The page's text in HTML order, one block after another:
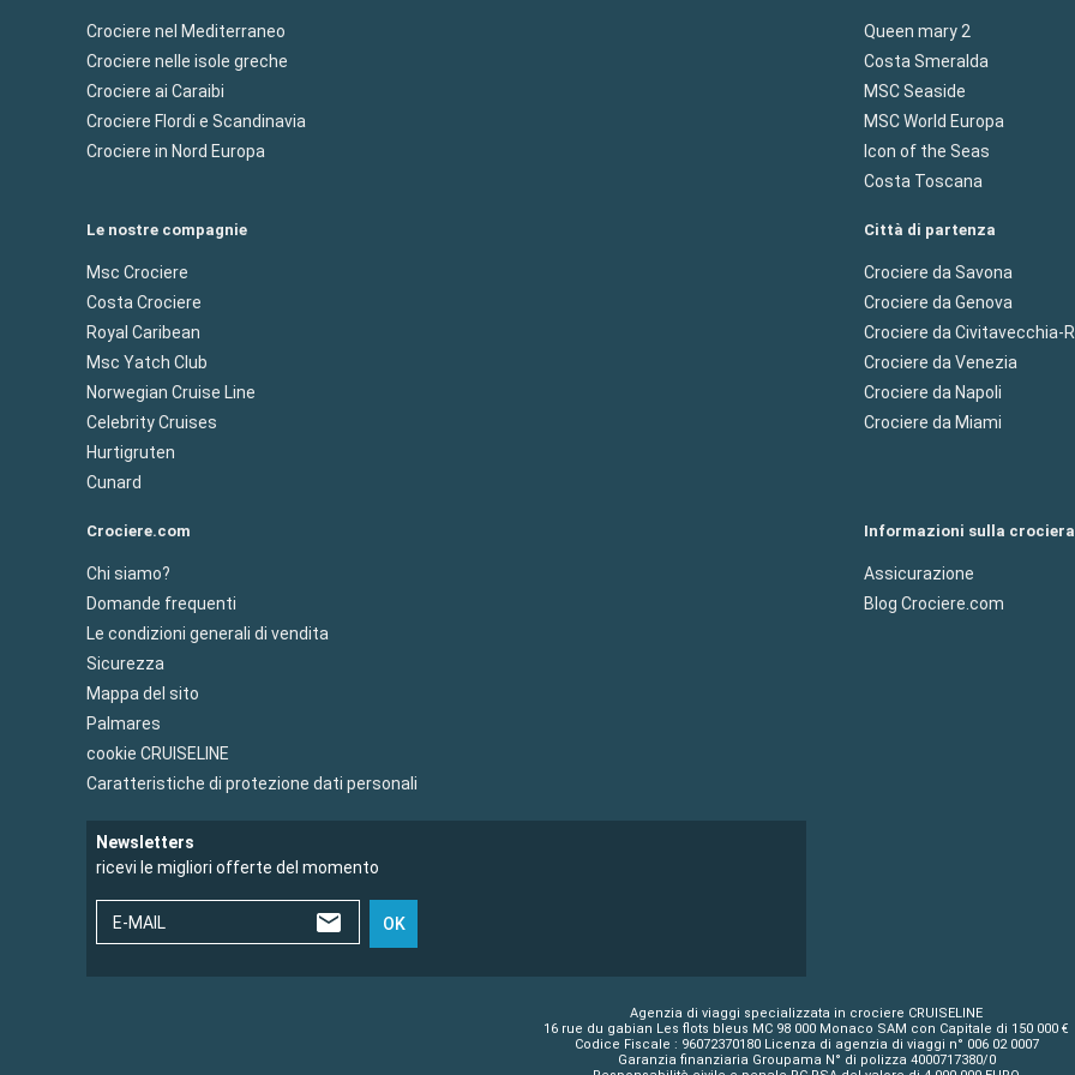
Crociere nel Mediterraneo
Crociere nelle isole greche
Crociere ai Caraibi
Crociere Flordi e Scandinavia
Crociere in Nord Europa
Queen mary 2
Costa Smeralda
MSC Seaside
MSC World Europa
Icon of the Seas
Costa Toscana
Le nostre compagnie
Msc Crociere
Costa Crociere
Royal Caribean
Msc Yatch Club
Norwegian Cruise Line
Celebrity Cruises
Hurtigruten
Cunard
Città di partenza
Crociere da Savona
Crociere da Genova
Crociere da Civitavecchia-
Crociere da Venezia
Crociere da Napoli
Crociere da Miami
Crociere.com
Chi siamo?
Domande frequenti
Le condizioni generali di vendita
Sicurezza
Mappa del sito
Palmares
cookie CRUISELINE
Caratteristiche di protezione dati personali
Informazioni sulla crociera
Assicurazione
Blog Crociere.com
Newsletters
ricevi le migliori offerte del momento
E-MAIL OK
Agenzia di viaggi specializzata in crociere CRUISELINE
16 rue du gabian Les flots bleus MC 98 000 Monaco SAM con Capitale di 150 000 €
Codice Fiscale : 96072370180 Licenza di agenzia di viaggi n° 006 02 0007
Garanzia finanziaria Groupama N° di polizza 4000717380/0